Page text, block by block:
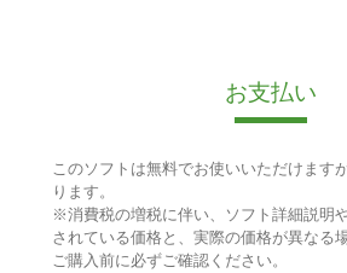
お支払い
このソフトは無料でお使いいただけます
ります。
※消費税の増税に伴い、ソフト詳細説明
されている価格と、実際の価格が異なる
ご購入前に必ずご確認ください。